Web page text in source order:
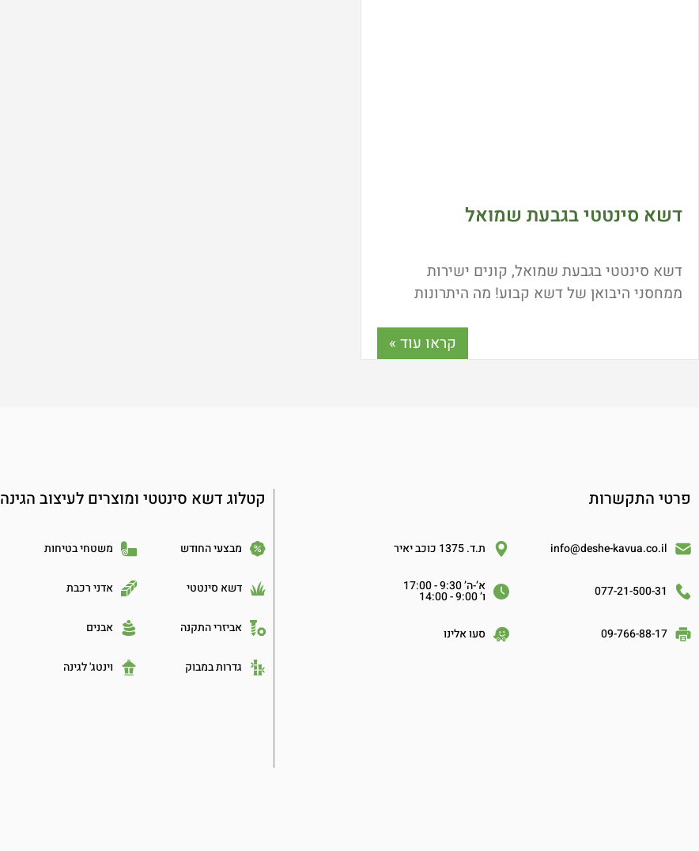
דשא סינטטי בגבעת שמואל
דשא סינטטי בגבעת שמואל, קונים ישירות
ממחסני היבואן של דשא קבוע! מה היתרונות
אפשרות להזמין דשא סינטטי עם משלוח עד
הבית? היכן ניתן לראות דשא סינטטי בתצוגה
קראו עוד »
פרטי התקשרות
info@deshe-kavua.co.il ת.ד. 1375 כוכב יאיר
077-21-500-31 א’-ה’ 9:30 - 17:00
ו’ 9:00 - 14:00
09-766-88-17 סעו אלינו
קטלוג דשא סינטטי ומוצרים לעיצוב הגינה
מבצעי החודש משטחי בטיחות
דשא סינטטי אדני רכבת
אביזרי התקנה אבנים
גדרות במבוק וינטג' לגינה